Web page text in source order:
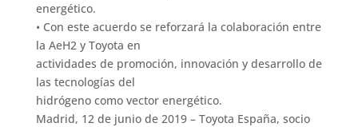
energético.
• Con este acuerdo se reforzará la colaboración entre
la AeH2 y Toyota en
actividades de promoción, innovación y desarrollo de
las tecnologías del
hidrógeno como vector energético.
Madrid, 12 de junio de 2019 – Toyota España, socio